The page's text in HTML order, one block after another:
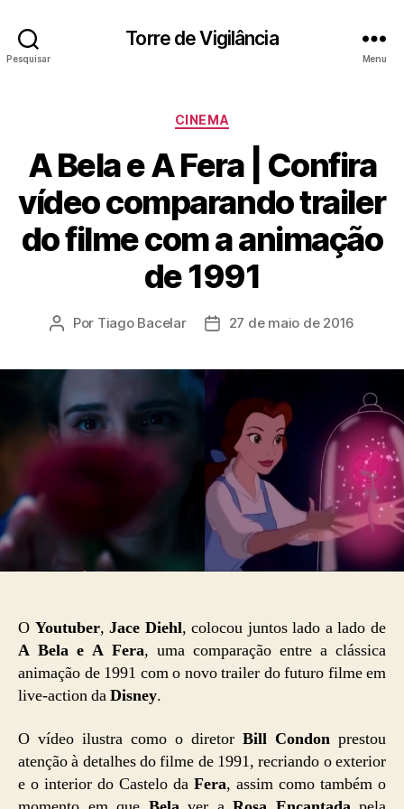
Pesquisar
Torre de Vigilância
Menu
Categorias
CINEMA
A Bela e A Fera | Confira
vídeo comparando trailer
do filme com a animação
de 1991
Autor
Por Tiago Bacelar
Data27 de maio de 2016
O Youtuber,Jace Diehl, colocou juntos lado a lado de
A Bela e A Fera, uma comparação entre a clássica
animação de 1991 com o novo trailer do futuro filme em
live-action daDisney.
O vídeo ilustra como o diretor Bill Condon prestou
atenção à detalhes do filme de 1991, recriando o exterior
e o interior do Castelo da Fera, assim como também o